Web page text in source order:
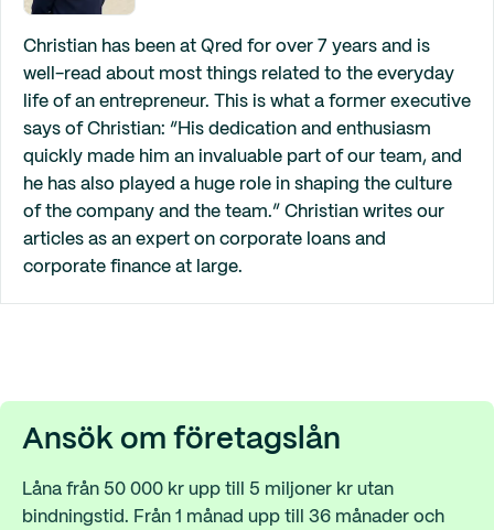
Christian has been at Qred for over 7 years and is
well-read about most things related to the everyday
life of an entrepreneur. This is what a former executive
says of Christian: “His dedication and enthusiasm
quickly made him an invaluable part of our team, and
he has also played a huge role in shaping the culture
of the company and the team.” Christian writes our
articles as an expert on corporate loans and
corporate finance at large.
Ansök om företagslån
Låna från 50 000 kr upp till 5 miljoner kr utan
bindningstid. Från 1 månad upp till 36 månader och